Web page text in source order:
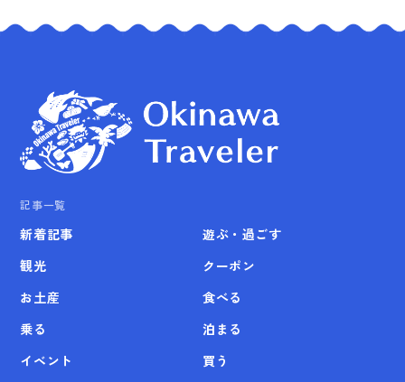
記事一覧
新着記事
観光
お土産
乗る
イベント
遊ぶ・過ごす
クーポン
食べる
泊まる
買う